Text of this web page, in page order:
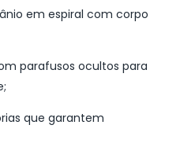
em espiral com corpo
parafusos ocultos para
que garantem